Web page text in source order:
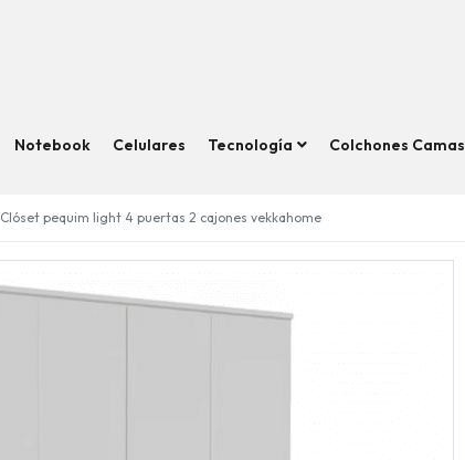
Notebook Celulares Tecnología Colchones Camas
Clóset pequim light 4 puertas 2 cajones vekkahome